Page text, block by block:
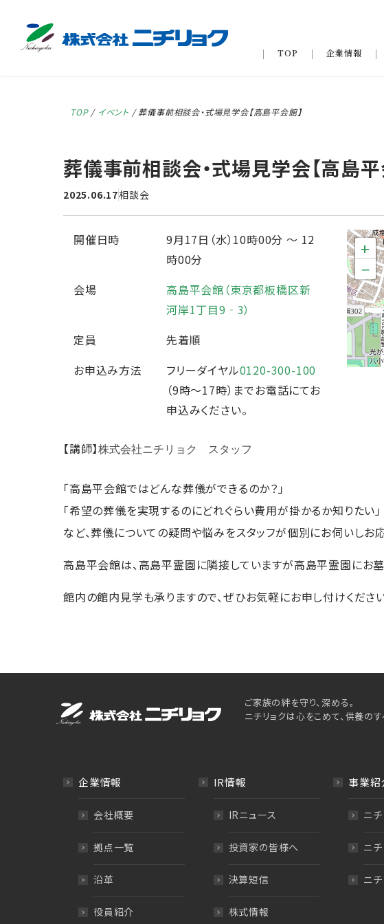
TOP 企業情報
TOP/ イベント /葬儀事前相談会・式場見学会【高島平会館】
葬儀事前相談会・式場見学会【高島平
2025.06.17相談会
開催日時 9月17日（水）10時00分 〜 12
時00分
会場
高島平会館（東京都板橋区新
河岸1丁目9‐3）
定員
先着順
お申込み方法
フリーダイヤル0120-300-100
（9時～17時）までお電話にてお
申込みください。
+
−
【講師】株式会社ニチリョク スタッフ
「高島平会館ではどんな葬儀ができるのか？」
「希望の葬儀を実現するのにどれぐらい費用が掛かるか知りたい」
など、葬儀についての疑問や悩みをスタッフが個別にお伺いしお
高島平会館は、高島平霊園に隣接していますが高島平霊園にお
館内の館内見学も承りますので、ぜひお気軽にお申し付けください
ご家族の絆を守り、深める。
ニチリョクは心をこめて、供養の
企業情報
会社概要
拠点一覧
沿革
役員紹介
IR情報
IRニュース
投資家の皆様へ
決算短信
株式情報
事業紹
ニ
ニ
ニ